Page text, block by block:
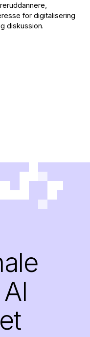
for digitalisering
diskussion.